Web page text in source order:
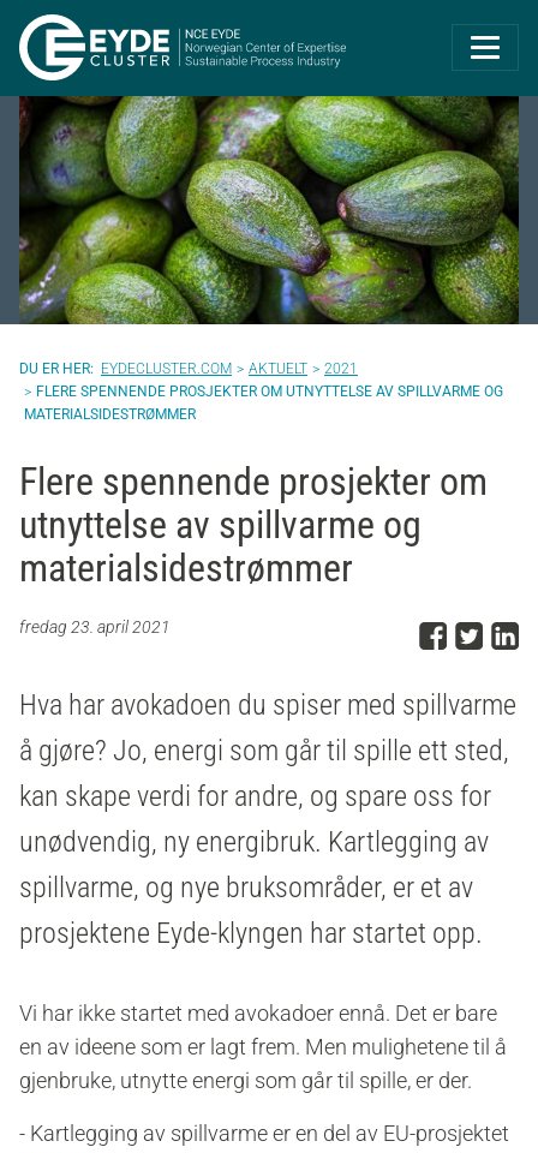
Eyde-Cluster |
EYDECLUSTER.COM AKTUELT
2021
FLERE SPENNENDE PROSJEKTER OM UTNYTTELSE AV SPILLVARME OG
MATERIALSIDESTRØMMER
Flere spennende prosjekter om
utnyttelse av spillvarme og
materialsidestrømmer
fredag 23. april 2021 DelDel
Hva har avokadoen du spiser med spillvarme
å gjøre? Jo, energi som går til spille ett sted,
kan skape verdi for andre, og spare oss for
unødvendig, ny energibruk. Kartlegging av
spillvarme, og nye bruksområder, er et av
prosjektene Eyde-klyngen har startet opp.
Vi har ikke startet med avokadoer ennå. Det er bare
en av ideene som er lagt frem. Men mulighetene til å
gjenbruke, utnytte energi som går til spille, er der.
- Kartlegging av spillvarme er en del av EU-prosjektet